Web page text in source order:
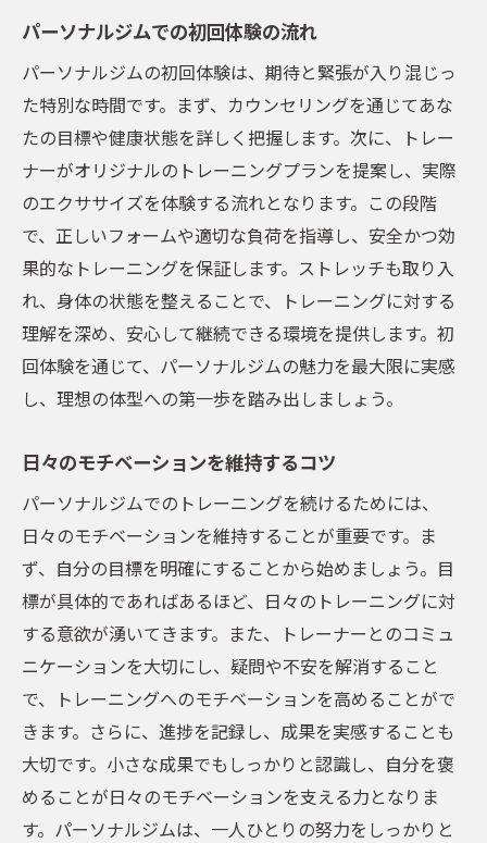
の維持
トレーナーと共に作る成長プラン
パーソナルジムでのモチベーションを高め
る工夫
個別指導が可能なパーソナルジムで効率的に体
型を改善
個別指導のメリットを最大限に活かす
効率的な体型改善のための戦略
パーソナルジムでのトレーニングの最適化
方法
プ
トレーナーの専門知識を活かした体型改善
パーソナルジムで自分だけの効果的なトレーニ
ングプランを作る
自分に合ったトレーニングプランの選び方
効果を最大化するためのプランニングのコ
ツ
パーソナルジムでのトレーニングプランの
作成手順
成果を出すためのパーソナルジムの活用法
パーソナルジムでの継続的なプラン改善
パーソナルジムでの初回体験の流れ
パーソナルジムの初回体験は、期待と緊張が入り混じっ
た特別な時間です。まず、カウンセリングを通じてあな
たの目標や健康状態を詳しく把握します。次に、トレー
ナーがオリジナルのトレーニングプランを提案し、実際
のエクササイズを体験する流れとなります。この段階
で、正しいフォームや適切な負荷を指導し、安全かつ効
果的なトレーニングを保証します。ストレッチも取り入
れ、身体の状態を整えることで、トレーニングに対する
理解を深め、安心して継続できる環境を提供します。初
回体験を通じて、パーソナルジムの魅力を最大限に実感
し、理想の体型への第一歩を踏み出しましょう。
日々のモチベーションを維持するコツ
パーソナルジムでのトレーニングを続けるためには、
日々のモチベーションを維持することが重要です。ま
ず、自分の目標を明確にすることから始めましょう。目
標が具体的であればあるほど、日々のトレーニングに対
する意欲が湧いてきます。また、トレーナーとのコミュ
ニケーションを大切にし、疑問や不安を解消すること
で、トレーニングへのモチベーションを高めることがで
きます。さらに、進捗を記録し、成果を実感することも
大切です。小さな成果でもしっかりと認識し、自分を褒
めることが日々のモチベーションを支える力となりま
す。パーソナルジムは、一人ひとりの努力をしっかりと